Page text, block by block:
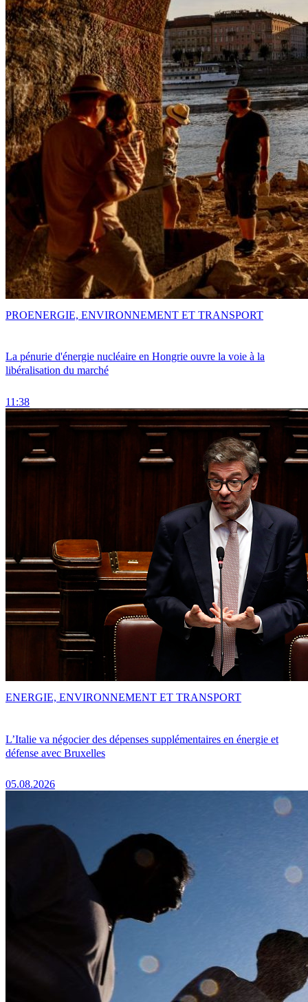
La pénurie d'énergie nucléaire en Hongrie ouvre la voie à la
libéralisation du marché
11:38
PROENERGIE, ENVIRONNEMENT ET TRANSPORT
L’Italie va négocier des dépenses supplémentaires en énergie et
défense avec Bruxelles
05.08.2026
ENERGIE, ENVIRONNEMENT ET TRANSPORT